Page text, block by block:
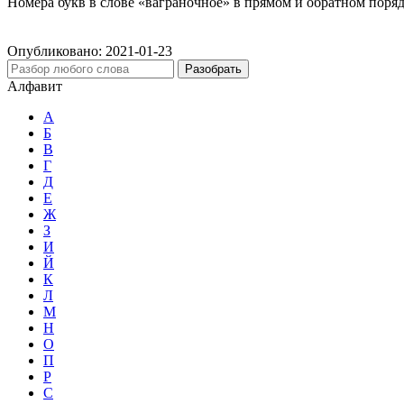
Опубликовано: 2021-01-23
Разобрать
Алфавит
А
Б
В
Г
Д
Е
Ж
З
И
Й
К
Л
М
Н
О
П
Р
С